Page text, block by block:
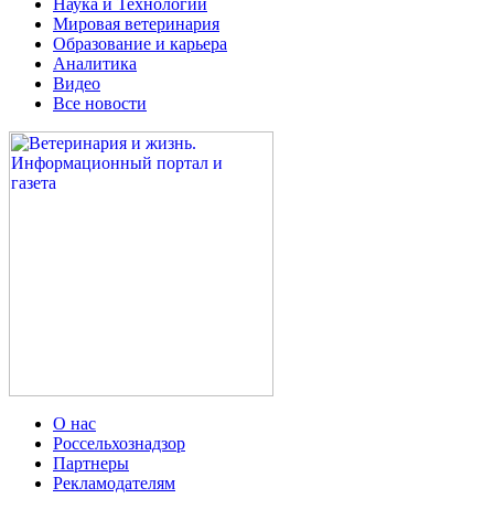
Мировая ветеринария
Образование и карьера
Аналитика
Видео
Все новости
О нас
Россельхознадзор
Партнеры
Рекламодателям